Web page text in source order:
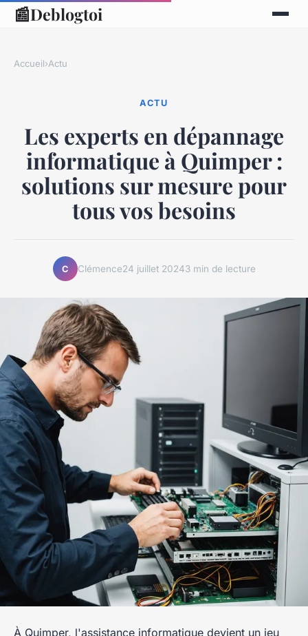
📰Deblogtoi
Accueil›Actu
ACTU
Les experts en dépannage
informatique à Quimper :
solutions sur mesure pour
tous vos besoins
C Clémence24 juillet 20243 min de lecture
À Quimper, l'assistance informatique devient un jeu